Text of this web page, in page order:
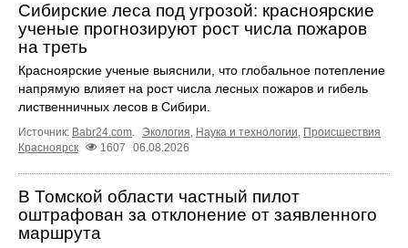
Сибирские леса под угрозой: красноярские
ученые прогнозируют рост числа пожаров
на треть
Красноярские ученые выяснили, что глобальное потепление
напрямую влияет на рост числа лесных пожаров и гибель
лиственничных лесов в Сибири.
Источник: Babr24.com. Экология, Наука и технологии, Происшествия
Красноярск
1607 06.08.2026
В Томской области частный пилот
оштрафован за отклонение от заявленного
маршрута